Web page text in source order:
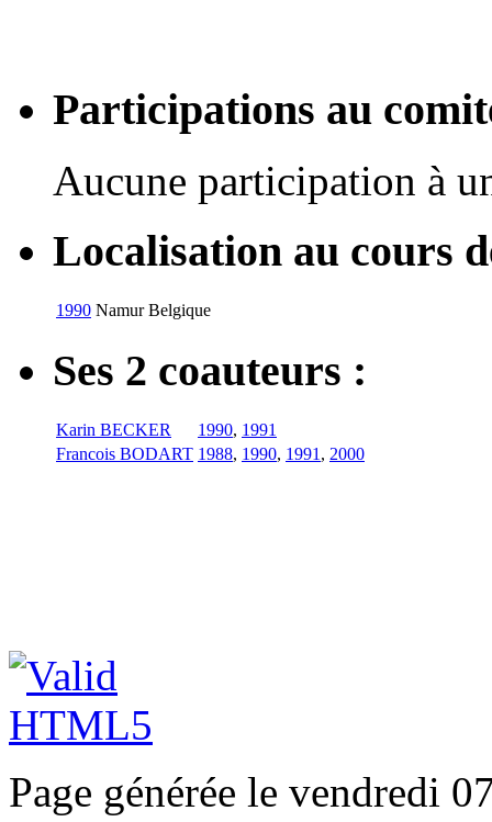
Participations au
Aucune participation à
Localisation au cours
1990 Namur Belgique
Ses 2 coauteurs :
Karin BECKER 1990, 1991
Francois BODART 1988, 1990, 1991 , 2000
Page générée le vendredi